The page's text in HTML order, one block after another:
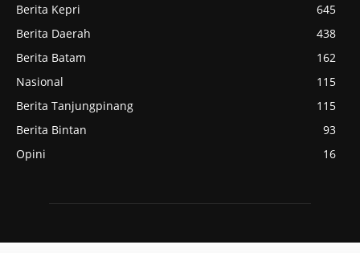
Berita Kepri
645
Berita Daerah
438
Berita Batam
162
Nasional
115
Berita Tanjungpinang
115
Berita Bintan
93
Opini
16